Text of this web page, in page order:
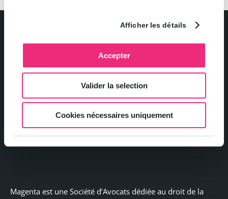
Afficher les détails
Accepter
Valider la selection
Cookies nécessaires uniquement
Magenta est une Société d’Avocats dédiée au droit de la
Politique de confidentialité et gestion des cookies
Mentions légales
Contact